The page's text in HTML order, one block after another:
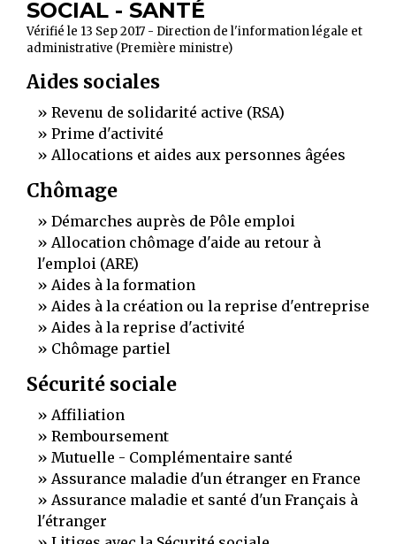
SOCIAL - SANTÉ
Vérifié le 13 Sep 2017 - Direction de l'information légale et
administrative (Première ministre)
Aides sociales
Revenu de solidarité active (RSA)
Prime d'activité
Allocations et aides aux personnes âgées
Chômage
Démarches auprès de Pôle emploi
Allocation chômage d'aide au retour à
l'emploi (ARE)
Aides à la formation
Aides à la création ou la reprise d'entreprise
Aides à la reprise d'activité
Chômage partiel
Sécurité sociale
Affiliation
Remboursement
Mutuelle - Complémentaire santé
Assurance maladie d'un étranger en France
Assurance maladie et santé d'un Français à
l'étranger